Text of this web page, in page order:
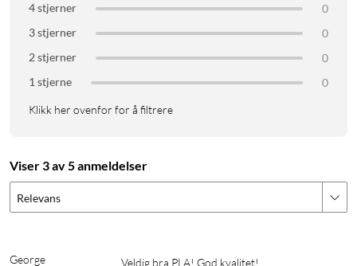
4 stjerner
0
3 stjerner
0
2 stjerner
0
1 stjerne
0
Klikk her ovenfor for å filtrere
Viser 3 av 5 anmeldelser
Relevans
George Veldig bra PLA! God kvalitet!